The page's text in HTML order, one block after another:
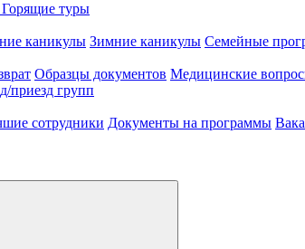
Горящие туры
каникулы Зимние каникулы Семейные
Образцы документов Медицинские
приезд групп
сотрудники Документы на программы